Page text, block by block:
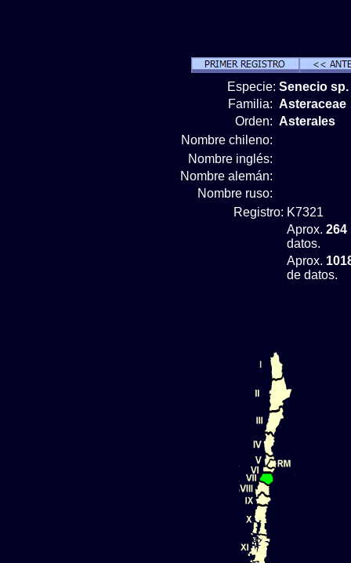
Especie: Senecio sp.
Familia: Asteraceae
Orden: Asterales
Nombre chileno:
Nombre inglés:
Nombre alemán:
Nombre ruso:
Registro: K7321
Aprox. 264
datos.
Aprox.
de datos.